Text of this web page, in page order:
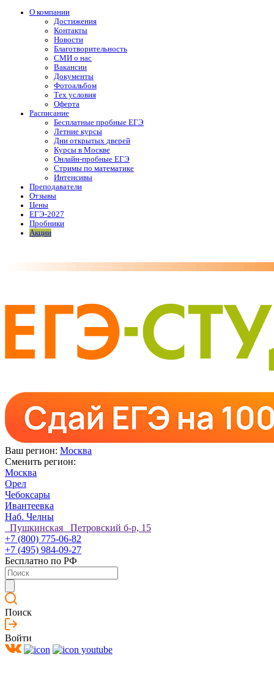
О компании
Достижения
Контакты
Новости
Благотворительность
СМИ о нас
Вакансии
Документы
Фотоальбом
Тех условия
Оферта
Расписание
Бесплатные пробные ЕГЭ
Летние курсы
Дни открытых дверей
Курсы в Москве
Онлайн-пробные ЕГЭ
Стримы по математике
Интенсивы
Преподаватели
Отзывы
Цены
ЕГЭ-2027
Пробники
Акции
Ваш регион: Москва
Сменить регион:
Москва
Орел
Чебоксары
Ивантеевка
Наб. Челны
Пушкинская Петровский б-р, 15
+7 (800) 775-06-82
+7 (495) 984-09-27
Бесплатно по РФ
Поиск
Войти